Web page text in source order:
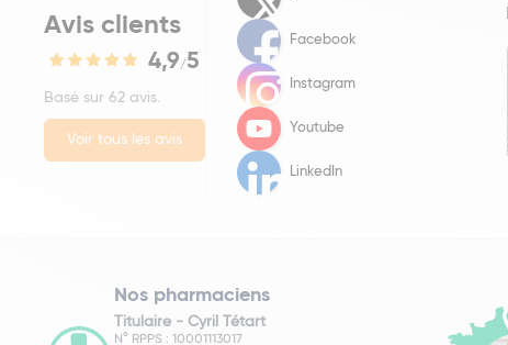
Avis clients
4,9/5
Basé sur 62 avis.
Voir tous les avis
Facebook
Instagram
Youtube
LinkedIn
Nos pharmaciens
Titulaire - Cyril Tétart
N° RPPS : 10001113017